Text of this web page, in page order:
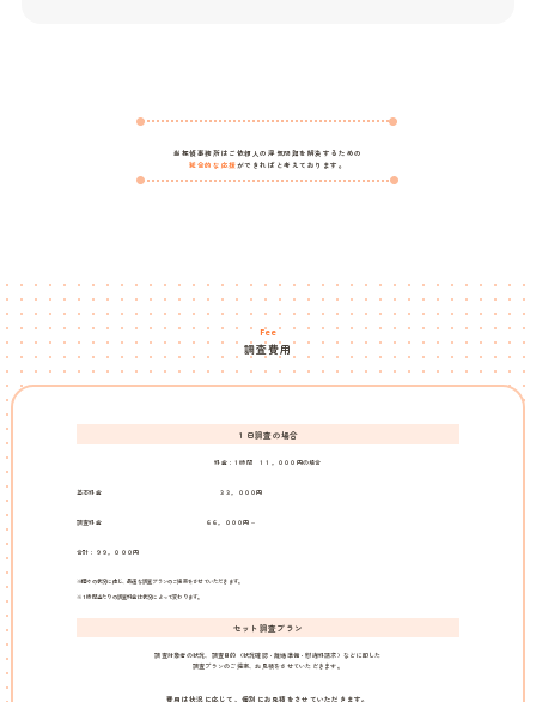
当探偵事務所はご依頼人の浮気問題を解決するための
総合的な応援ができればと考えております。
Fee
調査費用
１日調査の場合
料金：１時間 １１，０００円の場合
基本料金 ３３，０００円
調査料金 ６６，０００円～
合計：９９，０００円
※個々の状況に応じ、最適な調査プランのご提案をさせていただきます。
※１時間当たりの調査料金は状況によって変わります。
セット調査プラン
調査対象者の状況、調査目的（状況確認・離婚準備・慰謝料請求）などに即した
調査プランのご提案、お見積をさせていただきます。
費用は状況に応じて、個別にお見積をさせていただきます。